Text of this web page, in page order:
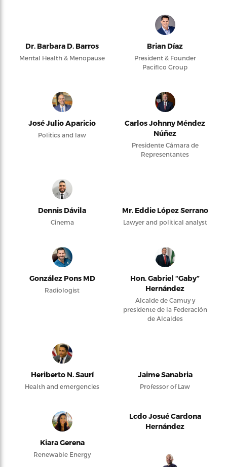
Dr. Barbara D. Barros
Mental Health & Menopause
Brian Díaz
President & Founder
Pacifico Group
José Julio Aparicio
Politics and law
Carlos Johnny Méndez
Núñez
Presidente Cámara de
Representantes
Dennis Dávila
Cinema
Mr. Eddie López Serrano
Lawyer and political analyst
González Pons MD
Radiologist
Hon. Gabriel “Gaby”
Hernández
Alcalde de Camuy y
presidente de la Federación
de Alcaldes
Heriberto N. Saurí
Health and emergencies
Jaime Sanabria
Professor of Law
Kiara Gerena
Renewable Energy
Lcdo Josué Cardona
Hernández